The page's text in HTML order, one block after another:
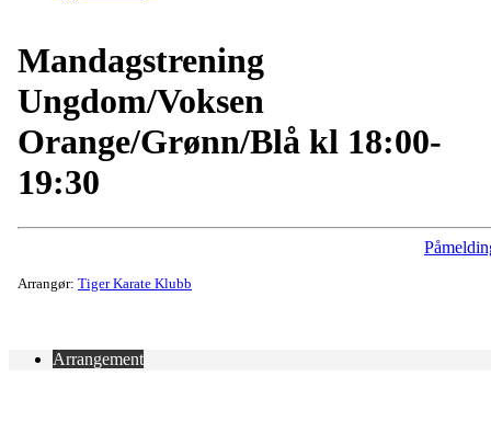
Mandagstrening
Ungdom/Voksen
Orange/Grønn/Blå kl 18:00-
19:30
Arrangør: Tiger Karate Klubb
Arrangement